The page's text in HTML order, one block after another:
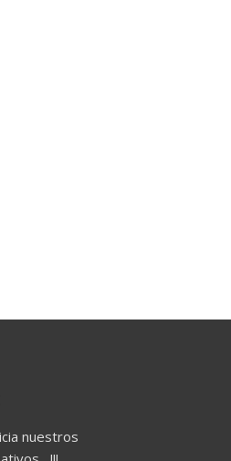
nuestros